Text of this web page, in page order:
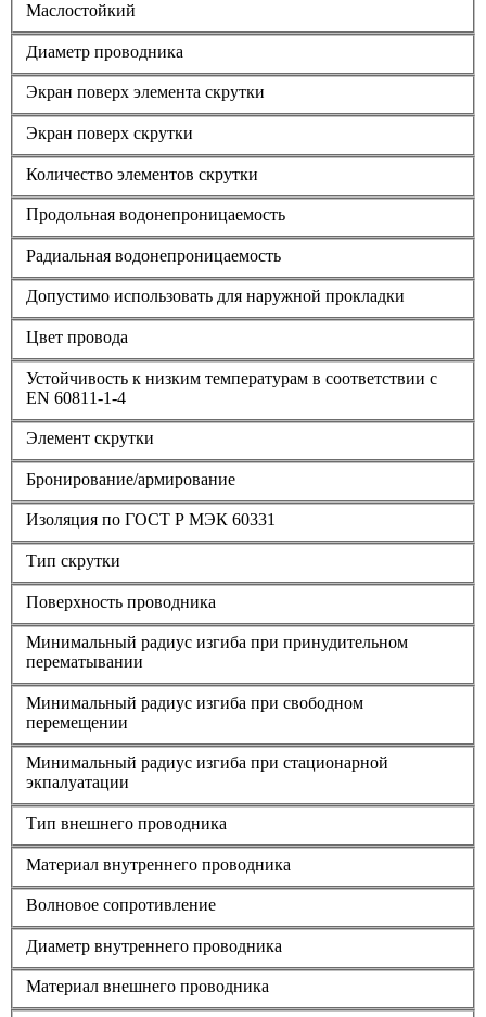
Маслостойкий
Диаметр проводника
Экран поверх элемента скрутки
Экран поверх скрутки
Количество элементов скрутки
Продольная водонепроницаемость
Радиальная водонепроницаемость
Допустимо использовать для наружной прокладки
Цвет провода
Устойчивость к низким температурам в соответствии с
EN 60811-1-4
Элемент скрутки
Бронирование/армирование
Изоляция по ГОСТ Р МЭК 60331
Тип скрутки
Поверхность проводника
Минимальный радиус изгиба при принудительном
перематывании
Минимальный радиус изгиба при свободном
перемещении
Минимальный радиус изгиба при стационарной
экпалуатации
Тип внешнего проводника
Материал внутреннего проводника
Волновое сопротивление
Диаметр внутреннего проводника
Материал внешнего проводника